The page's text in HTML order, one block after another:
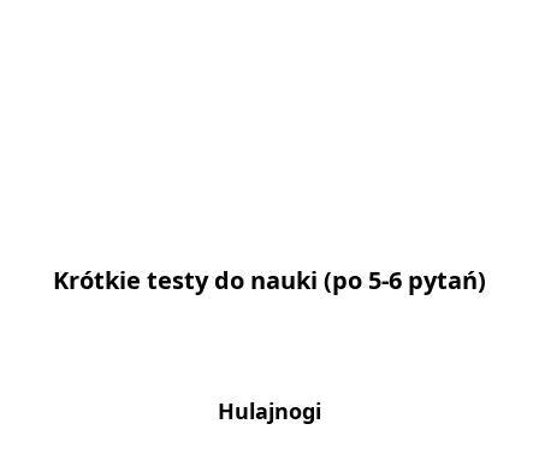
Krótkie testy do nauki (po 5-6 pytań)
Hulajnogi